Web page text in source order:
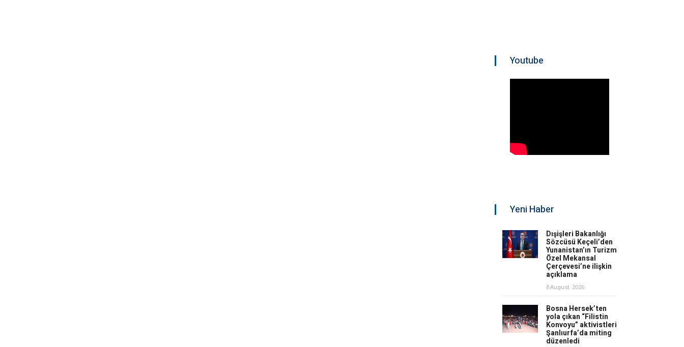
Youtube
Yeni Haber
Dışişleri Bakanlığı
Sözcüsü Keçeli’den
Yunanistan’ın Turizm
Özel Mekansal
Çerçevesi’ne ilişkin
açıklama
8 August, 2026
Bosna Hersek’ten
yola çıkan “Filistin
Konvoyu” aktivistleri
Şanlıurfa’da miting
düzenledi